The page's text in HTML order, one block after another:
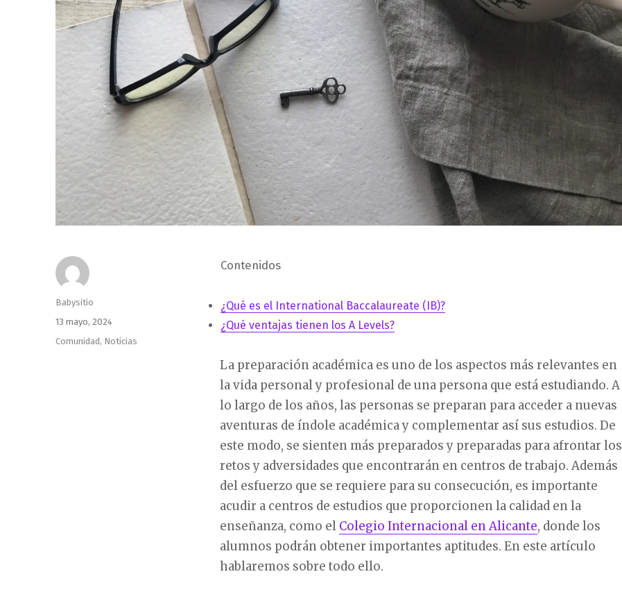
Contenidos
¿Qué es el International Baccalaureate (IB)?
¿Qué ventajas tienen los A Levels?
La preparación académica es uno de los aspectos más relevantes en
la vida personal y profesional de una persona que está estudiando. A
lo largo de los años, las personas se preparan para acceder a nuevas
aventuras de índole académica y complementar así sus estudios. De
este modo, se sienten más preparados y preparadas para afrontar los
retos y adversidades que encontrarán en centros de trabajo. Además
del esfuerzo que se requiere para su consecución, es importante
acudir a centros de estudios que proporcionen la calidad en la
enseñanza, como el Colegio Internacional en Alicante, donde los
alumnos podrán obtener importantes aptitudes. En este artículo
hablaremos sobre todo ello.
Autor
Babysitio
Publicado
el
13 mayo, 2024
Categorías
Comunidad, Noticias